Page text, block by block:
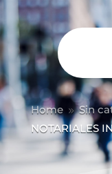
Home 9 Sin
NOTARIALES